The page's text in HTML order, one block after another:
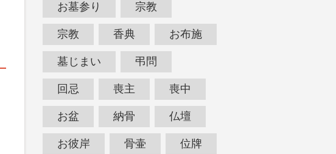
お墓参り 宗教
宗教 香典 お布施
墓じまい 弔問
回忌 喪主 喪中
お盆 納骨 仏壇
お彼岸 骨壷 位牌